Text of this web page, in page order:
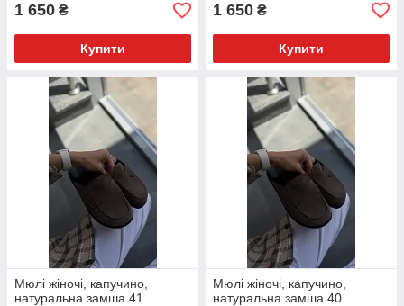
1 650 ₴
Купити
1 650 ₴
Купити
Мюлі жіночі, капучино,
натуральна замша 41
Мюлі жіночі, капучино,
натуральна замша 40